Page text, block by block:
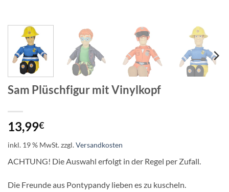
Sam Plüschfigur mit Vinylkopf
13,99€
inkl. 19 % MwSt.zzgl.Versandkosten
ACHTUNG! Die Auswahl erfolgt in der Regel per Zufall.
Die Freunde aus Pontypandy lieben es zu kuscheln.